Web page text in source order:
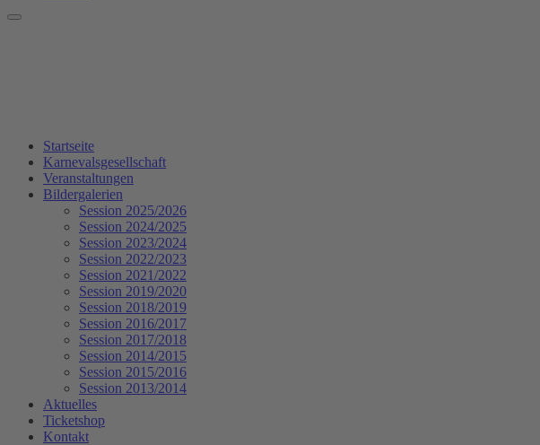
Startseite
Karnevalsgesellschaft
Veranstaltungen
Bildergalerien
Session 2025/2026
Session 2024/2025
Session 2023/2024
Session 2022/2023
Session 2021/2022
Session 2019/2020
Session 2018/2019
Session 2016/2017
Session 2017/2018
Session 2014/2015
Session 2015/2016
Session 2013/2014
Aktuelles
Ticketshop
Kontakt